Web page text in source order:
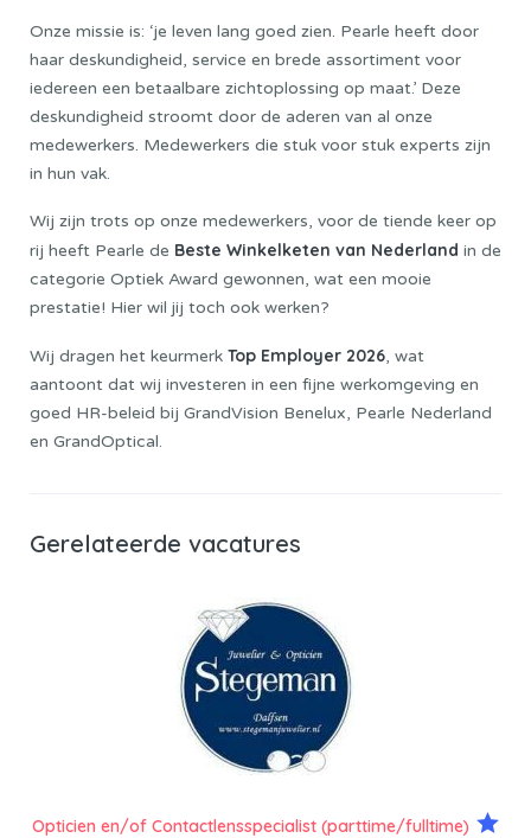
Onze missie is: ‘je leven lang goed zien. Pearle heeft door
haar deskundigheid, service en brede assortiment voor
iedereen een betaalbare zichtoplossing op maat.’ Deze
deskundigheid stroomt door de aderen van al onze
medewerkers. Medewerkers die stuk voor stuk experts zijn
in hun vak.
Wij zijn trots op onze medewerkers, voor de tiende keer op
rij heeft Pearle de Beste Winkelketen van Nederland in de
categorie Optiek Award gewonnen, wat een mooie
prestatie! Hier wil jij toch ook werken?
Wij dragen het keurmerk Top Employer 2026, wat
aantoont dat wij investeren in een fijne werkomgeving en
goed HR-beleid bij GrandVision Benelux, Pearle Nederland
en GrandOptical.
Gerelateerde vacatures
Opticien en/of Contactlensspecialist (parttime/fulltime)